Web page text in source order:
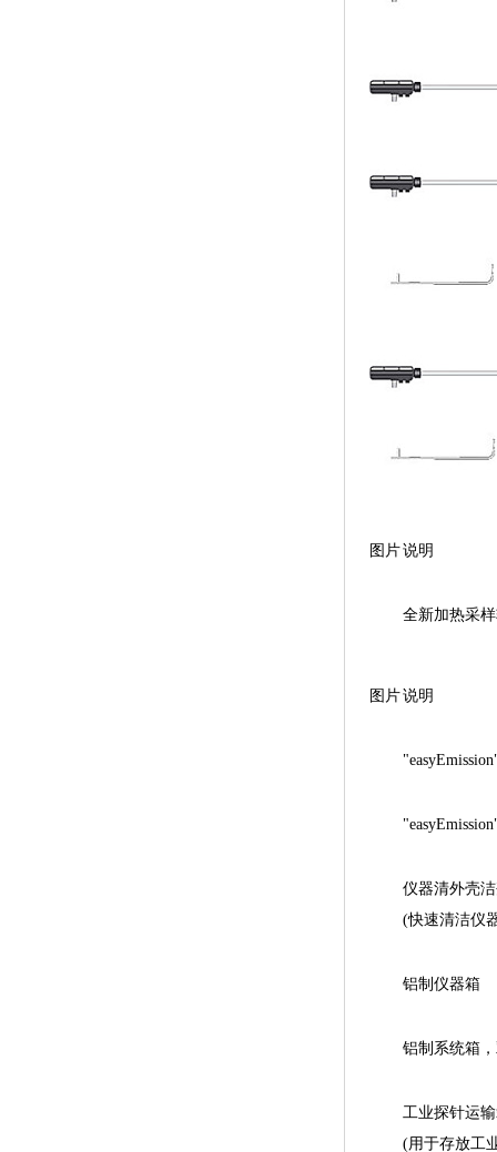
图片说明
全新加热采
图片说明
仪器清外壳
(快速清洁仪
铝制仪器箱
铝制系统箱
工业探针运
(用于存放工